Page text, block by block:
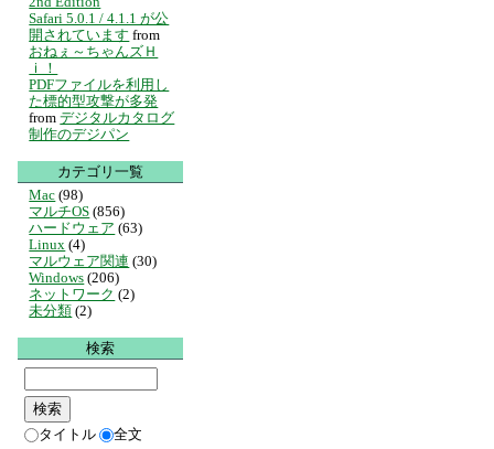
Safari 5.0.1 / 4.1.1 が公
開されています from
おねぇ～ちゃんズＨ
ｉ！
PDFファイルを利用し
た標的型攻撃が多発
from デジタルカタログ
制作のデジパン
カテゴリ一覧
Mac (98)
マルチOS (856)
ハードウェア (63)
Linux (4)
マルウェア関連 (30)
Windows (206)
ネットワーク (2)
未分類 (2)
検索
タイトル 全文